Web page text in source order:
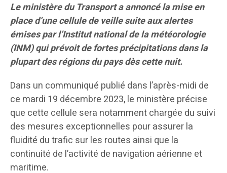
Le ministère du Transport a annoncé la mise en
place d’une cellule de veille suite aux alertes
émises par l’Institut national de la météorologie
(INM) qui prévoit de fortes précipitations dans la
plupart des régions du pays dès cette nuit.
Dans un communiqué publié dans l’après-midi de
ce mardi 19 décembre 2023, le ministère précise
que cette cellule sera notamment chargée du suivi
des mesures exceptionnelles pour assurer la
fluidité du trafic sur les routes ainsi que la
continuité de l’activité de navigation aérienne et
maritime.